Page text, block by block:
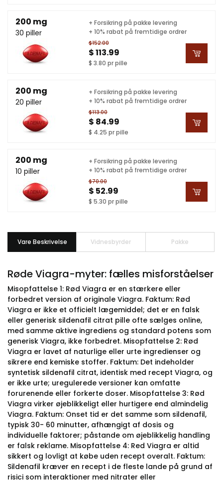
200 mg
30 piller
$152.00
$ 113.99
$ 3.80 pr pille
+ Forsikring på pakke levering
+ 10% rabat på fremtidige ordrer
200 mg
20 piller
$113.00
$ 84.99
$ 4.25 pr pille
+ Forsikring på pakke levering
+ 10% rabat på fremtidige ordrer
200 mg
10 piller
$70.00
$ 52.99
$ 5.30 pr pille
+ Forsikring på pakke levering
+ 10% rabat på fremtidige ordrer
Vare Beskrivelse Vidnesbyrder Pakke
Røde Viagra-myter: fælles misforståelser
Misopfattelse 1: Rød Viagra er en stærkere eller
forbedret version af originale Viagra. Faktum: Rød
Viagra er ikke et officielt lægemiddel; det er en falsk
eller generisk sildenafil citrat pille ofte sælges online,
med samme aktive ingrediens og standard potens som
generisk Viagra, ikke forbedret. Misopfattelse 2: Rød
Viagra er lavet af naturlige eller urte ingredienser og
sikrere end kemiske stoffer. Faktum: Det indeholder
syntetisk sildenafil citrat, identisk med recept Viagra, og
er ikke urte; uregulerede versioner kan omfatte
forurenende eller forkerte doser. Misopfattelse 3: Rød
Viagra virker øjeblikkeligt eller hurtigere end almindelig
Viagra. Faktum: Onset tid er det samme som sildenafil,
typisk 30- 60 minutter, afhængigt af dosis og
individuelle faktorer; påstande om øjeblikkelig handling
er falsk reklame. Misopfattelse 4: Red Viagra er altid
sikkert og lovligt at købe uden recept overalt. Faktum:
Sildenafil kræver en recept i de fleste lande på grund af
risici som interaktioner med nitrater eller